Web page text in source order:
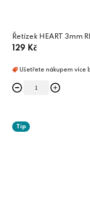
Řetízek HEART 3mm
129 Kč
Tip